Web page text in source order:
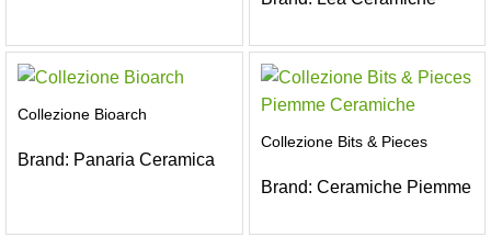
Collezione Bioarch
Brand: Panaria Ceramica
Collezione Bits & Pieces
Brand: Ceramiche Piemme